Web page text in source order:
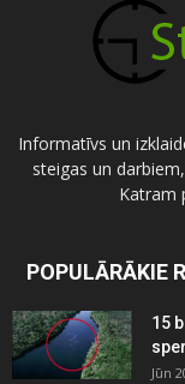
Informatīvs un
steigas un
Katram
POPULĀRĀKIE
15
Jūn